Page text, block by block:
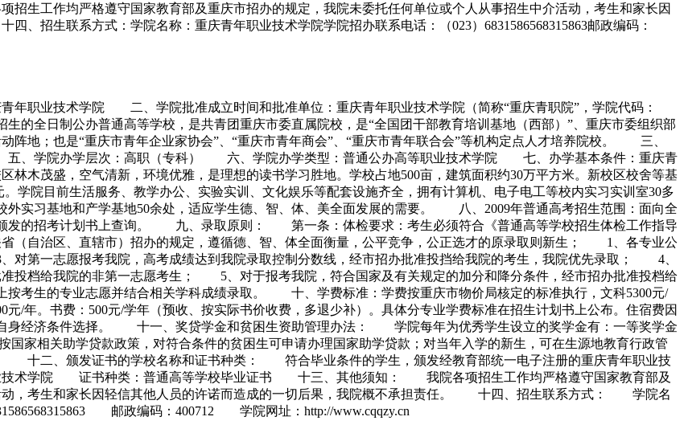
生工作均严格遵守国家教育部及重庆市招办的规定，我院未委托任何单位或个人从事招生中介活动，考生和家长因
、招生联系方式：学院名称：重庆青年职业技术学院学院招办联系电话：（023）6831586568315863邮政编码：
职业技术学院 二、学院批准成立时间和批准单位：重庆青年职业技术学院（简称“重庆青职院”，学院代码：
的全日制公办普通高等学校，是共青团重庆市委直属院校，是“全国团干部教育培训基地（西部）”、重庆市委组织部
阵地；也是“重庆市青年企业家协会”、“重庆市青年商会”、“重庆市青年联合会”等机构定点人才培养院校。 三、
、学院办学层次：高职（专科） 六、学院办学类型：普通公办高等职业技术学院 七、办学基本条件：重庆青
林木茂盛，空气清新，环境优雅，是理想的读书学习胜地。学校占地500亩，建筑面积约30万平方米。新校区校舍等基
学院目前生活服务、教学办公、实验实训、文化娱乐等配套设施齐全，拥有计算机、电子电工等校内实习实训室30多
外实习基地和产学基地50余处，适应学生德、智、体、美全面发展的需要。 八、2009年普通高考招生范围：面向全
颁发的招考计划书上查询。 九、录取原则： 第一条：体检要求：考生必须符合《普通高等学校招生体检工作指导
自治区、直辖市）招办的规定，遵循德、智、体全面衡量，公平竞争，公正选才的原录取则新生； 1、各专业公
一志愿报考我院，高考成绩达到我院录取控制分数线，经市招办批准投挡给我院的考生，我院优先录取； 4、
投档给我院的非第一志愿考生； 5、对于报考我院，符合国家及有关规定的加分和降分条件，经市招办批准投档给
考生的专业志愿并结合相关学科成绩录取。 十、学费标准：学费按重庆市物价局核定的标准执行，文科5300元/
元/年。书费：500元/学年（预收、按实际书价收费，多退少补）。具体分专业学费标准在招生计划书上公布。住宿费因
自身经济条件选择。 十一、奖贷学金和贫困生资助管理办法： 学院每年为优秀学生设立的奖学金有：一等奖学金
国家相关助学贷款政策，对符合条件的贫困生可申请办理国家助学贷款；对当年入学的新生，可在生源地教育行政管
十二、颁发证书的学校名称和证书种类： 符合毕业条件的学生，颁发经教育部统一电子注册的重庆青年职业技
术学院 证书种类：普通高等学校毕业证书 十三、其他须知： 我院各项招生工作均严格遵守国家教育部及
动，考生和家长因轻信其他人员的许诺而造成的一切后果，我院概不承担责任。 十四、招生联系方式： 学院名
邮政编码：400712 学院网址：http://www.cqqzy.cn